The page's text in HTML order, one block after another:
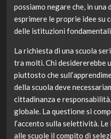
possiamo negare che, in una
esprimere le proprie idee su
delle istituzioni
La richiesta di una scuola
tra molti. Chi desidererebbe
piuttosto che
della scuola deve
cittadinanza e
globale. La questione si
l’accento sulla selettività.
alle scuole il compito di